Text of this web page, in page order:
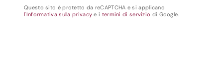
Questo sito è protetto da reCAPTCHA e si applicano
l'Informativa sulla privacy e i termini di servizio di Google.